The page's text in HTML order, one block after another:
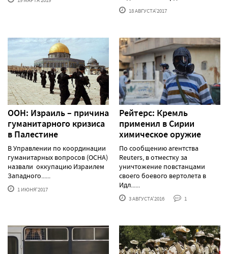
18 АВГУСТА'2017
ООН: Израиль – причина
гуманитарного кризиса
в Палестине
В Управлении по координации
гуманитарных вопросов (OCHA)
назвали оккупацию Израилем
Западного......
1 ИЮНЯ'2017
Рейтерс: Кремль
применил в Сирии
химическое оружие
По сообщению агентства
Reuters, в отместку за
уничтожение повстанцами
своего боевого вертолета в
Идл......
3 АВГУСТА'2016 1